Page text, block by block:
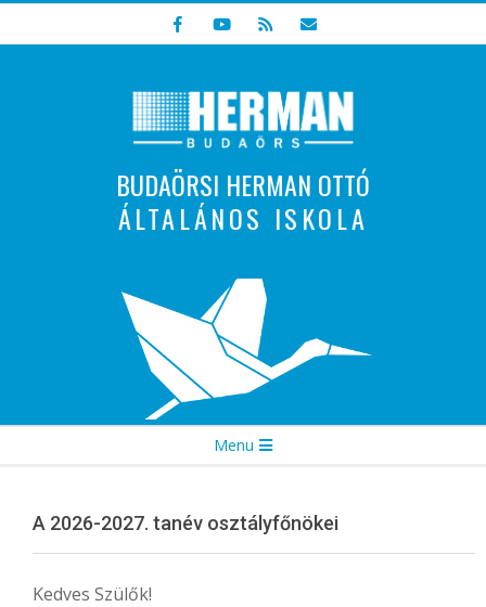
to
BUDAÖRSI HERMAN OTTÓ
ÁLTALÁNOS ISKOLA
Indulunk! Hamarosan újraindul oldalunk!
Menu
A 2026-2027. tanév osztályfőnökei
Kedves Szülők!